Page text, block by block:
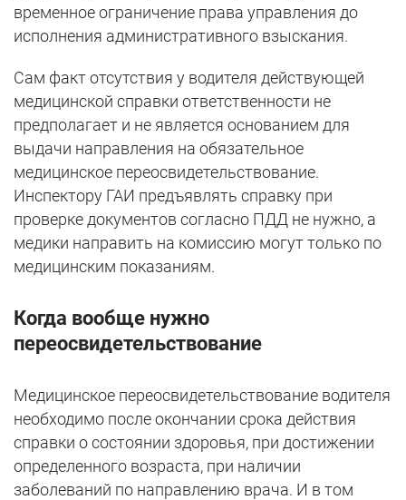
временное ограничение права управления до
исполнения административного взыскания.
Сам факт отсутствия у водителя действующей
медицинской справки ответственности не
предполагает и не является основанием для
выдачи направления на обязательное
медицинское переосвидетельствование.
Инспектору ГАИ предъявлять справку при
проверке документов согласно ПДД не нужно, а
медики направить на комиссию могут только по
медицинским показаниям.
Когда вообще нужно
переосвидетельствование
Медицинское переосвидетельствование водителя
необходимо после окончании срока действия
справки о состоянии здоровья, при достижении
определенного возраста, при наличии
заболеваний по направлению врача. И в том